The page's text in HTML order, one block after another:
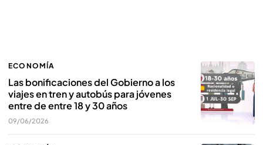
ECONOMÍA
Las bonificaciones del Gobierno a los
viajes en tren y autobús para jóvenes
entre de entre 18 y 30 años
09/06/2026